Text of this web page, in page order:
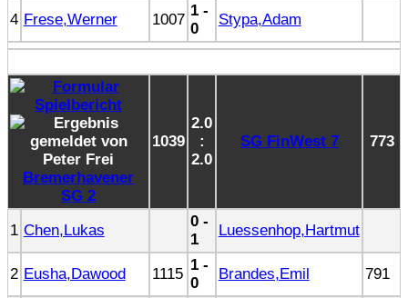
4 Frese,Werner 1007
1 -
0
Stypa,Adam
Bremerhavener
SG 2
1039
2.0
:
2.0
SG FinWest 7 773
1 Chen,Lukas
0 -
1
Luessenhop,Hartmut
2 Eusha,Dawood 1115
1 -
0
Brandes,Emil 791